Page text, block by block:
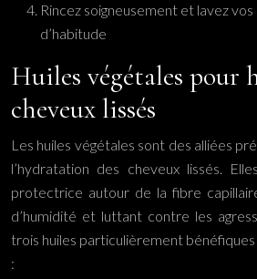
Rincez soigneusement et lavez
d’habitude
Huiles végétales pour
cheveux lissés
Les huiles végétales sont des alliées
l’hydratation des cheveux lissés.
protectrice autour de la fibre
d’humidité et luttant contre les
trois huiles particulièrement bénéfiques
: